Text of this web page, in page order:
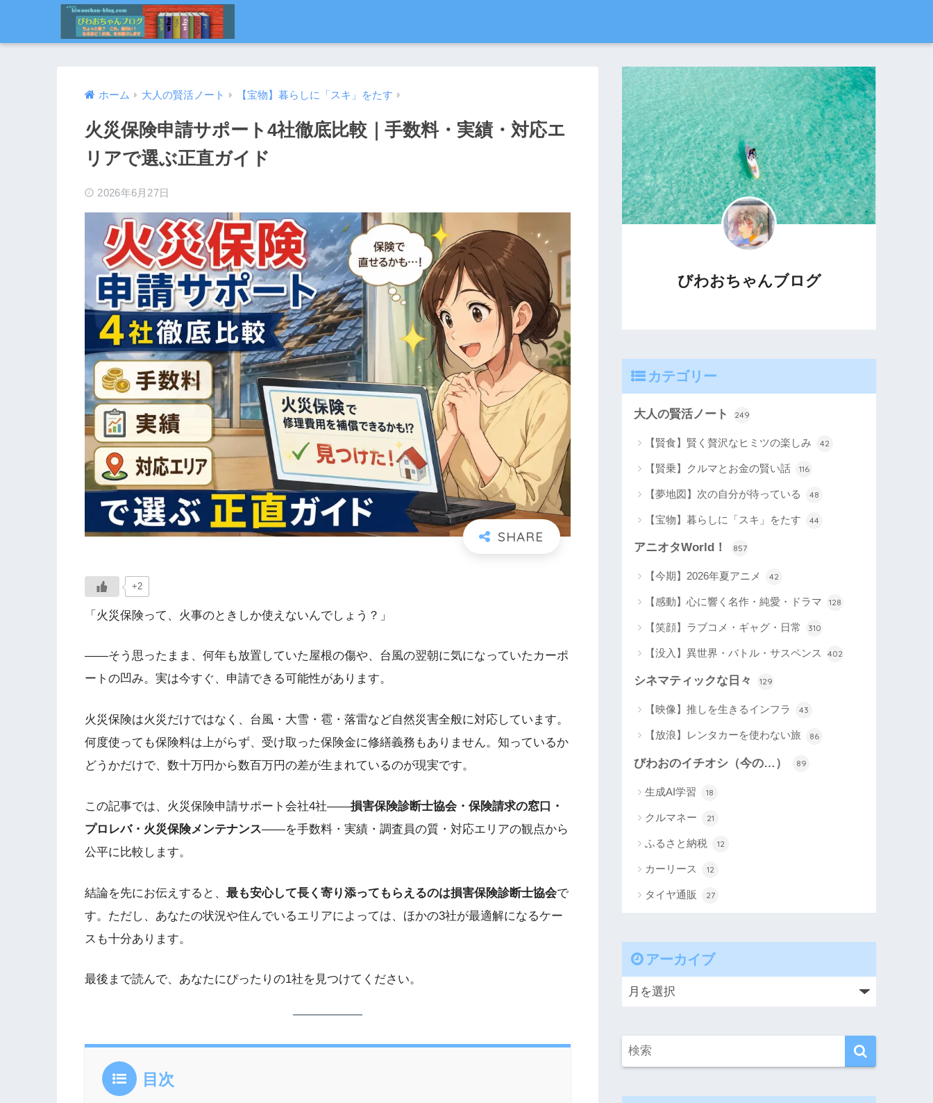
ホーム 大人の賢活ノート 【宝物】暮らしに「スキ」をたす
火災保険申請サポート4社徹底比較｜手数料・実績・対応エ
リアで選ぶ正直ガイド
2026年6月27日
+2
「火災保険って、火事のときしか使えないんでしょう？」
――そう思ったまま、何年も放置していた屋根の傷や、台風の翌朝に気になっていたカーポ
ートの凹み。実は今すぐ、申請できる可能性があります。
火災保険は火災だけではなく、台風・大雪・雹・落雷など自然災害全般に対応しています。
何度使っても保険料は上がらず、受け取った保険金に修繕義務もありません。知っているか
どうかだけで、数十万円から数百万円の差が生まれているのが現実です。
この記事では、火災保険申請サポート会社4社――損害保険診断士協会・保険請求の窓口・
プロレバ・火災保険メンテナンス――を手数料・実績・調査員の質・対応エリアの観点から
公平に比較します。
結論を先にお伝えすると、 最も安心して長く寄り添ってもらえるのは損害保険診断士協会で
す。ただし、あなたの状況や住んでいるエリアによっては、ほかの3社が最適解になるケー
スも十分あります。
最後まで読んで、あなたにぴったりの1社を見つけてください。
目次
びわおちゃんブログ
カテゴリー
大人の賢活ノート 249
【賢食】賢く贅沢なヒミツの楽しみ 42
【賢乗】クルマとお金の賢い話 116
【夢地図】次の自分が待っている 48
【宝物】暮らしに「スキ」をたす 44
アニオタWorld！ 857
【今期】2026年夏アニメ 42
【感動】心に響く名作・純愛・ドラマ 128
【笑顔】ラブコメ・ギャグ・日常 310
【没入】異世界・バトル・サスペンス 402
シネマティックな日々 129
【映像】推しを生きるインフラ 43
【放浪】レンタカーを使わない旅 86
びわおのイチオシ（今の…） 89
生成AI学習 18
クルマネー 21
ふるさと納税 12
カーリース 12
タイヤ通販 27
アーカイブ